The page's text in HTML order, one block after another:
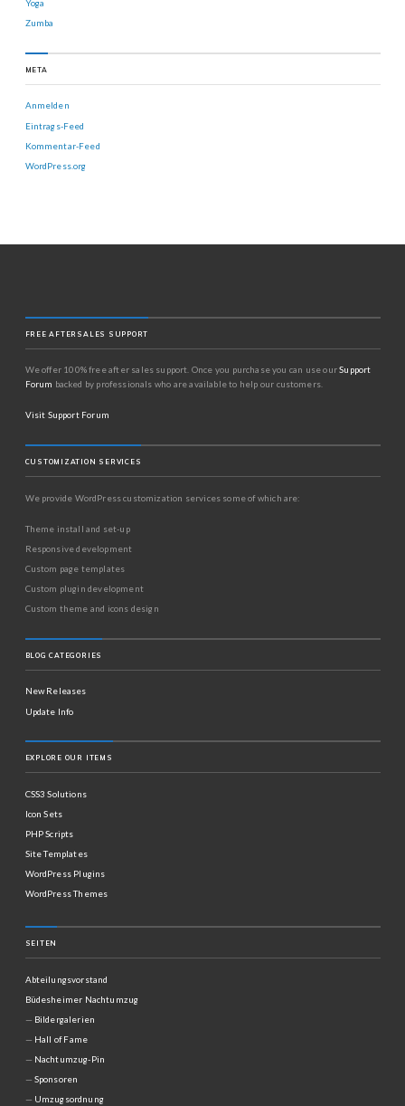
Yoga
Zumba
META
Anmelden
Eintrags-Feed
Kommentar-Feed
WordPress.org
FREE AFTERSALES SUPPORT
We offer 100% free after sales support. Once you purchase you can use ourSupport
Forum backed by professionals who are available to help our customers.
Visit Support Forum
CUSTOMIZATION SERVICES
We provide WordPress customization services some of which are:
Theme install and set-up
Responsive development
Custom page templates
Custom plugin development
Custom theme and icons design
BLOG CATEGORIES
New Releases
Update Info
EXPLORE OUR ITEMS
CSS3 Solutions
Icon Sets
PHP Scripts
Site Templates
WordPress Plugins
WordPress Themes
SEITEN
Abteilungsvorstand
Büdesheimer Nachtumzug
Bildergalerien
Hall of Fame
Nachtumzug-Pin
Sponsoren
Umzugsordnung